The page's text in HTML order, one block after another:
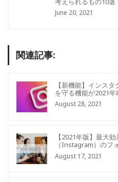
June 20, 2021
関連記事:
【新機能】インス
を守る機能が2021年
August 28, 2021
【2021年版】最大
（Instagram）のフ
August 17, 2021